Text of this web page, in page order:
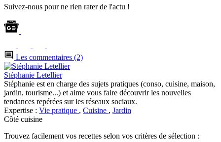
Suivez-nous pour ne rien rater de l'actu !
Les commentaires (2)
Stéphanie Letellier
Stéphanie est en charge des sujets pratiques (conso, cuisine, maison,
jardin, tourisme...) et aime vous faire découvrir les nouvelles
tendances repérées sur les réseaux sociaux.
Expertise : Vie pratique , Cuisine , Jardin
Côté cuisine
Trouvez facilement vos recettes selon vos critères de sélection :